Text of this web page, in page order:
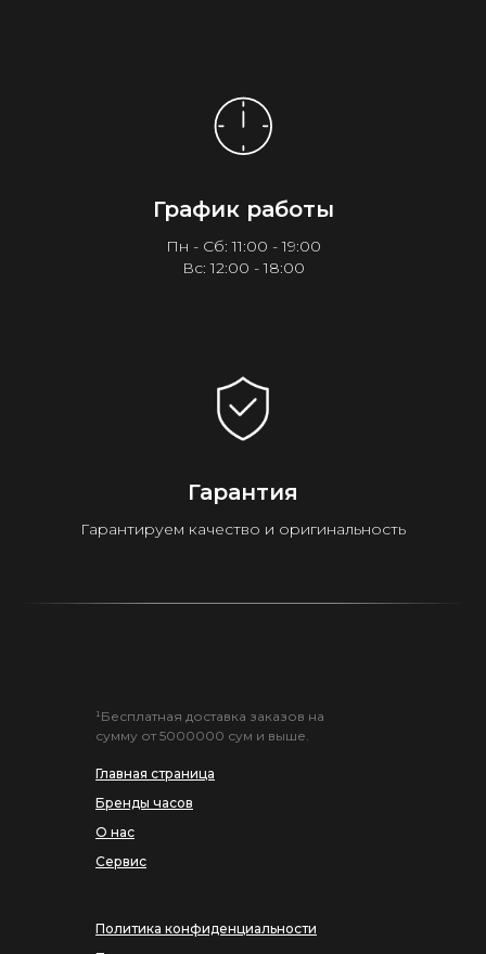
График работы
Пн - Сб: 11:00 - 19:00
Вс: 12:00 - 18:00
Гарантия
Гарантируем качество и оригинальность
Главная страница
Бренды часов
О нас
Сервис
¹Бесплатная доставка заказов на
сумму от 5000000 сум и выше.
Политика конфиденциальности